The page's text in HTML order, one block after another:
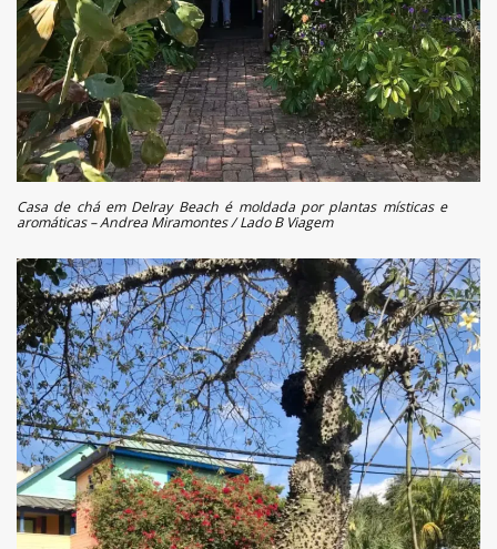
Casa de chá em Delray Beach é moldada por plantas místicas e
aromáticas – Andrea Miramontes / Lado B Viagem